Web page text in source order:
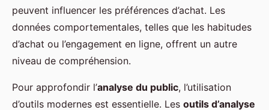
peuvent influencer les préférences d’achat. Les
données comportementales, telles que les habitudes
d’achat ou l’engagement en ligne, offrent un autre
niveau de compréhension.
Pour approfondir l’analyse du public, l’utilisation
d’outils modernes est essentielle. Les outils d’analyse